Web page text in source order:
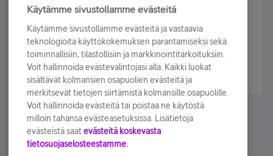
Tilaa Telian uutiskirje ja olet mukana arvonnassa.
sähköpostiisi.
Tilaa nyt
Käytämme sivustollamme evästeitä
Käytämme sivustollamme evästeitä ja vastaavia
teknologioita käyttökokemuksen parantamiseksi sekä
toiminnallisiin, tilastollisiin ja markkinointitarkoituksiin.
Voit hallinnoida evästevalintojasi alla. Kaikki luokat
sisältävät kolmansien osapuolien evästeitä ja
merkitsevät tietojen siirtämistä kolmansille osapuolille.
Voit hallinnoida evästeitä tai poistaa ne käytöstä
milloin tahansa evästeasetuksissa. Lisätietoja
evästeistä saat evästeitä koskevasta
tietosuojaselosteestamme.